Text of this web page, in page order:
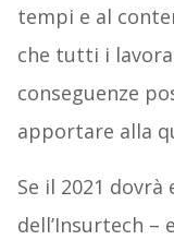
tempi e al
che tutti i
conseguenze
apportare alla
Se il 2021 dovrà
dell’Insurtech –